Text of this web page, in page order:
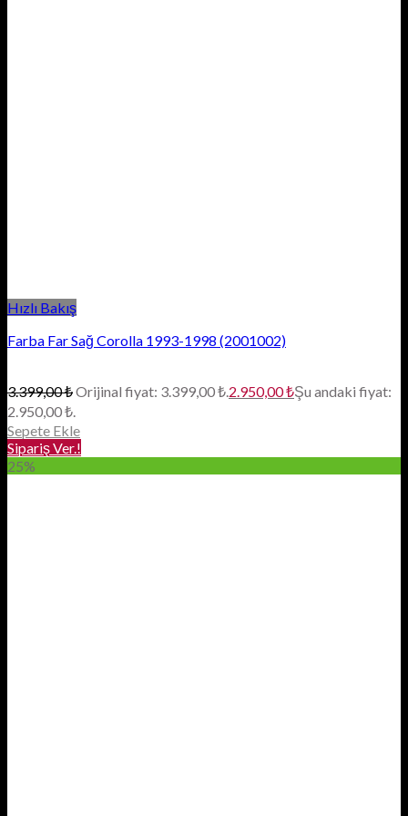
Hızlı Bakış
Farba Far Sağ Corolla 1993-1998 (2001002)
3.399,00₺Orijinal fiyat: 3.399,00 ₺. 2.950,00₺Şu andaki fiyat:
2.950,00 ₺.
Sepete Ekle
Sipariş Ver.!
25%